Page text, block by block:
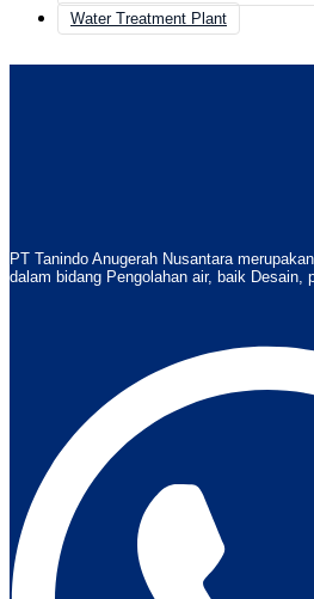
Water Treatment Plant
PT Tanindo Anugerah Nusantara
dalam bidang Pengolahan air, baik Desain,